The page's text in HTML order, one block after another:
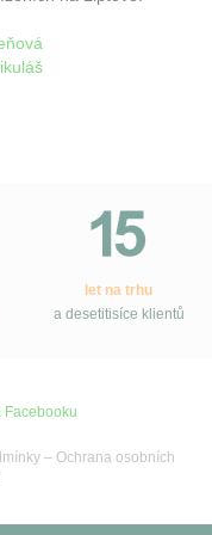
let na trhu
a desetitisíce klientů
Facebooku
– Ochrana osobních